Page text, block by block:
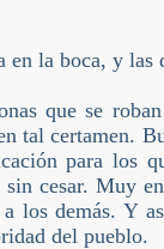
en la boca, y
que se
tal certamen.
para los
cesar. Muy
los demás. Y
del pueblo.